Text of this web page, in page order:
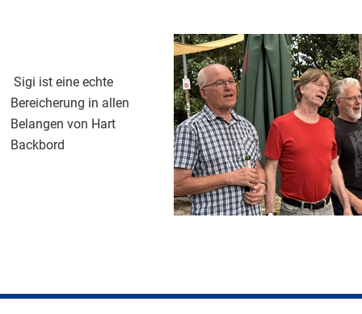
Sigi ist eine echte
Bereicherung in allen
Belangen von Hart
Backbord